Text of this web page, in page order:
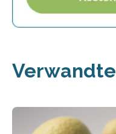
Verwandte